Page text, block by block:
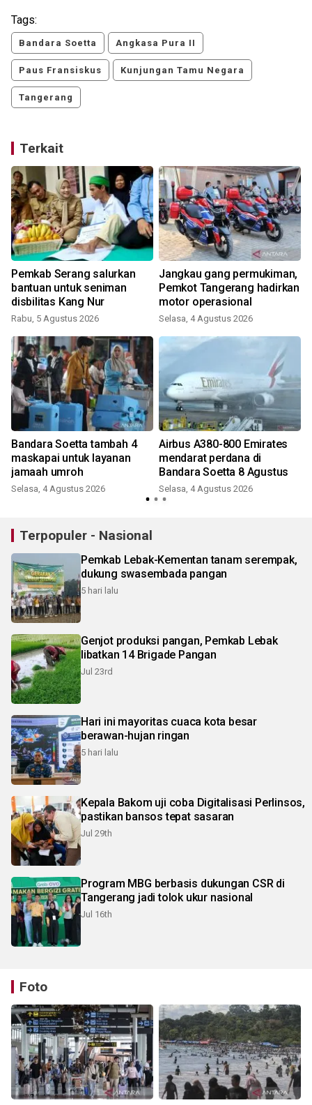
Tags:
Bandara Soetta Angkasa Pura II
Paus Fransiskus Kunjungan Tamu Negara
Tangerang
Terkait
Pemkab Serang salurkan
bantuan untuk seniman
disbilitas Kang Nur
Rabu, 5 Agustus 2026
Jangkau gang permukiman,
Pemkot Tangerang hadirkan
motor operasional
Selasa, 4 Agustus 2026
Bandara Soetta tambah 4
maskapai untuk layanan
jamaah umroh
Selasa, 4 Agustus 2026
Airbus A380-800 Emirates
mendarat perdana di
Bandara Soetta 8 Agustus
Selasa, 4 Agustus 2026
Terpopuler - Nasional
Pemkab Lebak-Kementan tanam serempak,
dukung swasembada pangan
5 hari lalu
Genjot produksi pangan, Pemkab Lebak
libatkan 14 Brigade Pangan
Jul 23rd
Hari ini mayoritas cuaca kota besar
berawan-hujan ringan
5 hari lalu
Kepala Bakom uji coba Digitalisasi Perlinsos,
pastikan bansos tepat sasaran
Jul 29th
Program MBG berbasis dukungan CSR di
Tangerang jadi tolok ukur nasional
Jul 16th
Foto